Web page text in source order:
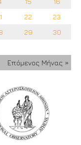
22
23
29
30
Επόμενος Μήνας »